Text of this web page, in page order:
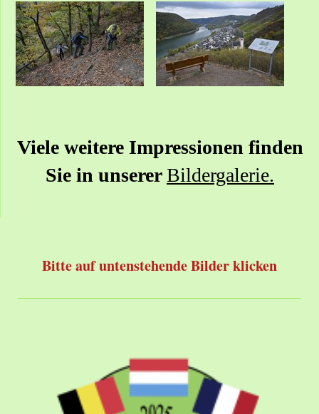
Viele weitere Impressionen finden
Sie in unsererBildergalerie.
Bitte auf untenstehende Bilder klicken